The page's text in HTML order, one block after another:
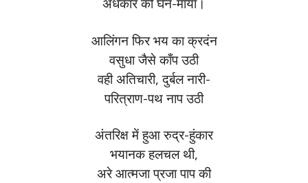
आलिंगन फिर भय का क्रदंन
वसुधा जैसे काँप उठी
वही अतिचारी, दुर्बल नारी-
परित्राण-पथ नाप उठी
अंतरिक्ष में हुआ रुद्र-हुंकार
भयानक हलचल थी,
अरे आत्मजा प्रजा पाप की